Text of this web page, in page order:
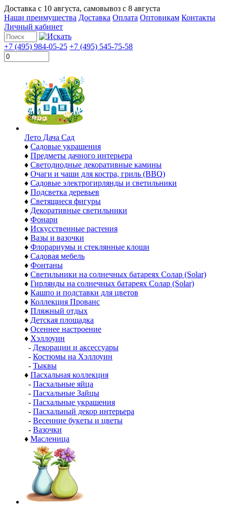
Доставка с 10 августа, самовывоз с 8 августа
Наши преимущества Доставка Оплата Оптовикам Контакты
Личный кабинет
+7 (495) 984-05-25 +7 (495) 545-75-58
Лето Дача Сад
♦ Садовые украшения
♦ Предметы дачного интерьера
♦ Светодиодные декоративные камины
♦ Очаги и чаши для костра, гриль (BBQ)
♦ Садовые электрогирлянды и светильники
♦ Подсветка деревьев
♦ Светящиеся фигуры
♦ Декоративные светильники
♦ Фонари
♦ Искусственные растения
♦ Вазы и вазочки
♦ Флорариумы и стеклянные клоши
♦ Садовая мебель
♦ Фонтаны
♦ Светильники на солнечных батареях Солар (Solar)
♦ Гирлянды на солнечных батареях Солар (Solar)
♦ Кашпо и подставки для цветов
♦ Коллекция Прованс
♦ Пляжный отдых
♦ Детская площадка
♦ Осеннее настроение
♦ Хэллоуин
- Декорации и аксессуары
- Костюмы на Хэллоуин
- Тыквы
♦ Пасхальная коллекция
- Пасхальные яйца
- Пасхальные Зайцы
- Пасхальные украшения
- Пасхальный декор интерьера
- Весенние букеты и цветы
- Вазочки
♦ Масленица